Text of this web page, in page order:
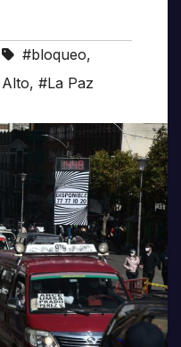
#bloqueo,
, #La Paz